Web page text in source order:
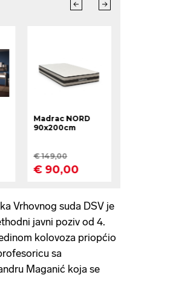
Vrhovnog suda DSV je
javni poziv od 4.
kolovoza priopćio
sa
Maganić koja se